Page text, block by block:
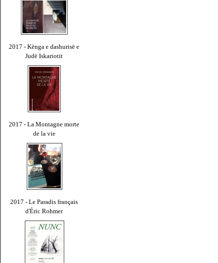
2017 - Kënga e dashurisë e
Judë Iskariotit
2017 - La Montagne morte
de la vie
2017 - Le Paradis français
d'Éric Rohmer